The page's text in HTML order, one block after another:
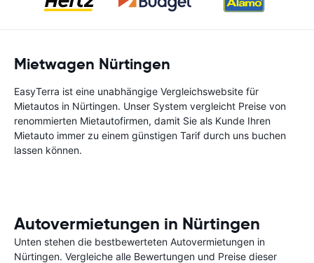
Mietwagen Nürtingen
EasyTerra ist eine unabhängige Vergleichswebsite für
Mietautos in Nürtingen. Unser System vergleicht Preise von
renommierten Mietautofirmen, damit Sie als Kunde Ihren
Mietauto immer zu einem günstigen Tarif durch uns buchen
lassen können.
Autovermietungen in Nürtingen
Unten stehen die bestbewerteten Autovermietungen in
Nürtingen. Vergleiche alle Bewertungen und Preise dieser